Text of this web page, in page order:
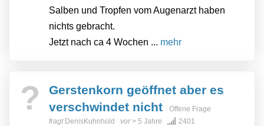
Salben und Tropfen vom Augenarzt haben
nichts gebracht.
Jetzt nach ca 4 Wochen ... mehr
?
Gerstenkorn geöffnet aber es
verschwindet nicht
Offene Frage
fragt DenisKuhnhold vor> 5 Jahre 2401